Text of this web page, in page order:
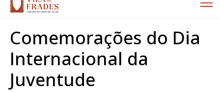
Comemorações do Dia
Internacional da
Juventude